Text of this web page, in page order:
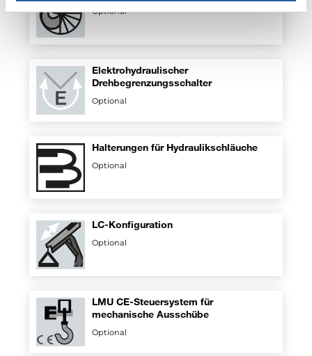
Optional
Elektrohydraulischer
Drehbegrenzungsschalter
Optional
Halterungen für Hydraulikschläuche
Optional
LC-Konfiguration
Optional
LMU CE-Steuersystem für
mechanische Ausschübe
Optional